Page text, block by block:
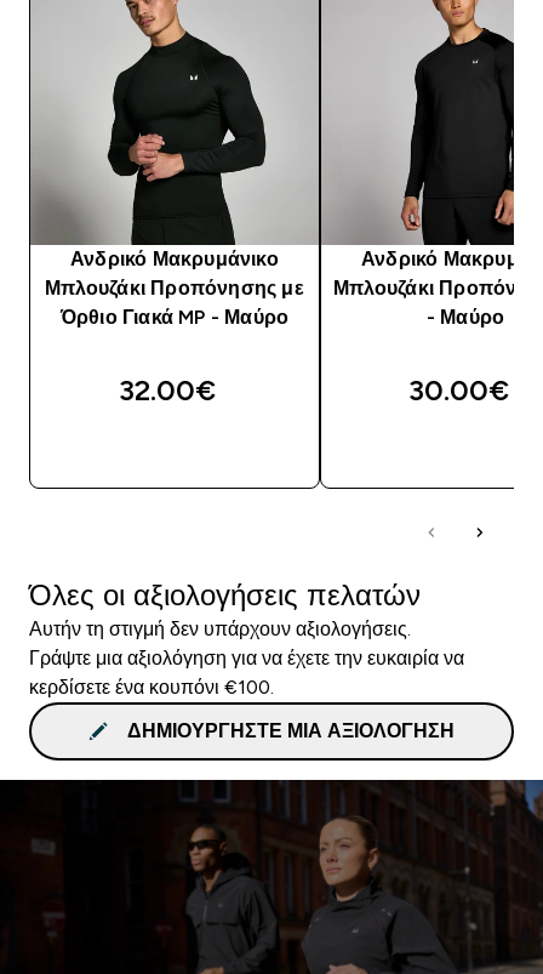
Ανδρικό Μακρυμάνικο
Μπλουζάκι Προπόνησης με
Όρθιο Γιακά MP - Μαύρο
32.00€‎
Ανδρικό
Μπλουζάκι
- Μαύρο
30.00€‎
Όλες οι αξιολογήσεις πελατών
Αυτήν τη στιγμή δεν υπάρχουν αξιολογήσεις.
Γράψτε μια αξιολόγηση για να έχετε την ευκαιρία να
κερδίσετε ένα κουπόνι €100.
ΔΗΜΙΟΥΡΓΉΣΤΕ ΜΙΑ ΑΞΙΟΛΌΓΗΣΗ